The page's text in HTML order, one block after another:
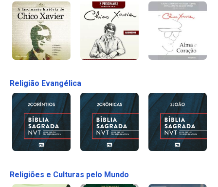
Religião Evangélica
Religiões e Culturas pelo Mundo